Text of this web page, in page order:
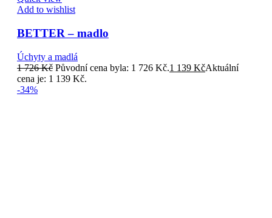
Add to wishlist
BETTER – madlo
Úchyty a madlá
1 726Kč Původní cena byla: 1 726 Kč.1 139 KčAktuální
cena je: 1 139 Kč.
-34%